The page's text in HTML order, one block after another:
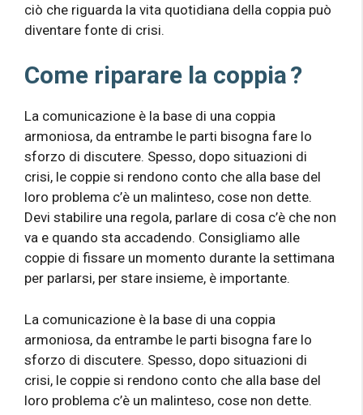
ciò che riguarda la vita quotidiana della coppia può
diventare fonte di crisi.
Come riparare la coppia?
La comunicazione è la base di una coppia
armoniosa, da entrambe le parti bisogna fare lo
sforzo di discutere. Spesso, dopo situazioni di
crisi, le coppie si rendono conto che alla base del
loro problema c’è un malinteso, cose non dette.
Devi stabilire una regola, parlare di cosa c’è che non
va e quando sta accadendo. Consigliamo alle
coppie di fissare un momento durante la settimana
per parlarsi, per stare insieme, è importante.
La comunicazione è la base di una coppia
armoniosa, da entrambe le parti bisogna fare lo
sforzo di discutere. Spesso, dopo situazioni di
crisi, le coppie si rendono conto che alla base del
loro problema c’è un malinteso, cose non dette.